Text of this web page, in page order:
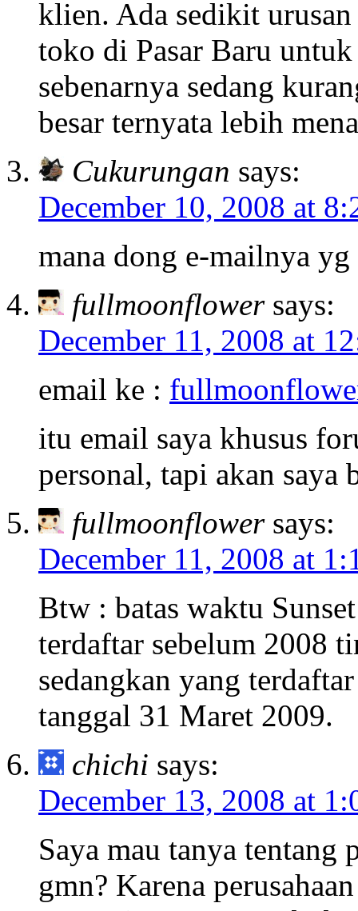
klien. Ada sedikit
toko di Pasar Baru
sebenarnya sedang
besar ternyata lebih
Cukurungan says:
December 10, 2008 at
mana dong e-mailnya
fullmoonflower says:
December 11, 2008 at
email ke :
itu email saya khusus
personal, tapi akan saya
fullmoonflower says:
December 11, 2008 at
Btw : batas waktu
terdaftar sebelum 2008
sedangkan yang
tanggal 31 Maret 2009.
chichi says:
December 13, 2008 at
Saya mau tanya tentang
gmn? Karena